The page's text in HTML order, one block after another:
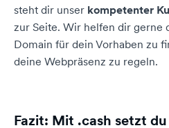
steht dir unser kompetenter
zur Seite. Wir helfen dir gerne
Domain für dein Vorhaben zu
deine Webpräsenz zu regeln.
Fazit: Mit .cash setzt